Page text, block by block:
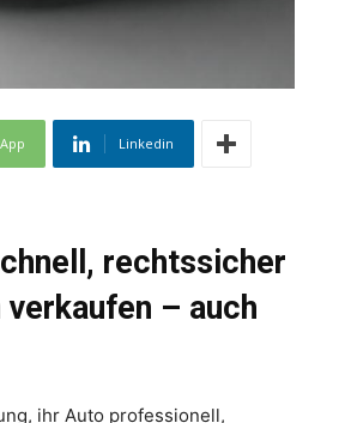
Linkedin
rechtssicher
– auch
ihr Auto professionell,